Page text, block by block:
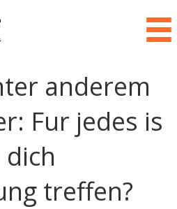
anderem
Fur jedes is
treffen?